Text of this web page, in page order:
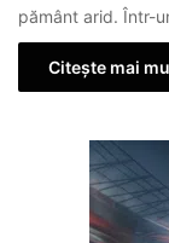
pământ arid. Într-
Citește mai